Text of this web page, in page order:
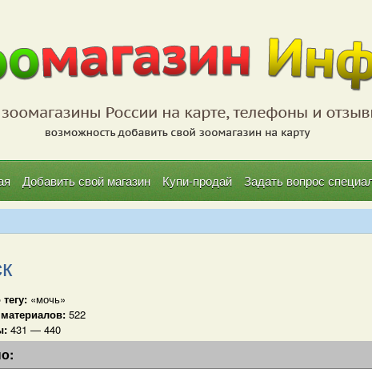
Добавить свой магазин Купи-продай Задать вопрос
«мочь»
522
431 — 440